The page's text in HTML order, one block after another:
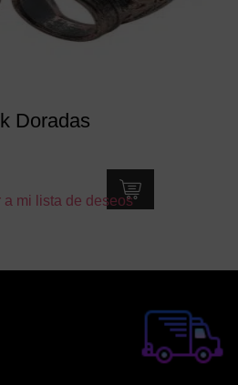
Doradas
a mi lista de deseos